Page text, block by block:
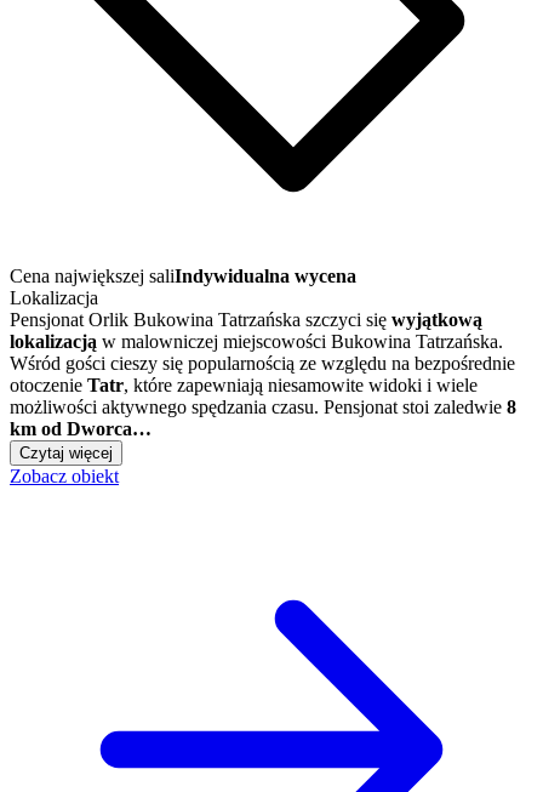
Cena największej saliIndywidualna wycena
Lokalizacja
Pensjonat Orlik Bukowina Tatrzańska szczyci się wyjątkową
lokalizacją w malowniczej miejscowości Bukowina Tatrzańska.
Wśród gości cieszy się popularnością ze względu na bezpośrednie
otoczenie Tatr, które zapewniają niesamowite widoki i wiele
możliwości aktywnego spędzania czasu. Pensjonat stoi zaledwie 8
km od Dworca…
Czytaj więcej
Zobacz obiekt